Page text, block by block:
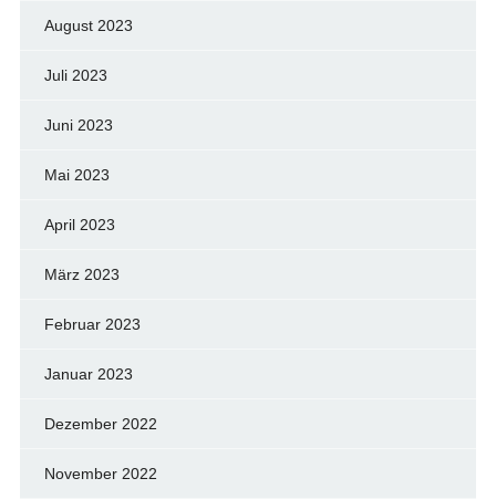
August 2023
Juli 2023
Juni 2023
Mai 2023
April 2023
März 2023
Februar 2023
Januar 2023
Dezember 2022
November 2022